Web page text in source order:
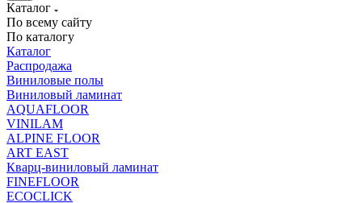
Каталог
По всему сайту
По каталогу
Каталог
Распродажа
Виниловые полы
Виниловый ламинат
AQUAFLOOR
VINILAM
ALPINE FLOOR
ART EAST
Кварц-виниловый ламинат
FINEFLOOR
ECOCLICK